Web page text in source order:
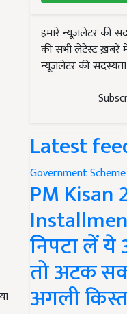
हमारे न्यूज़लेटर की
की सभी लेटेस्ट ख़बरें
न्यूज़लेटर की
Latest
Government Scheme
PM Kisan
निपटा लें ये
तो अटक
अगली